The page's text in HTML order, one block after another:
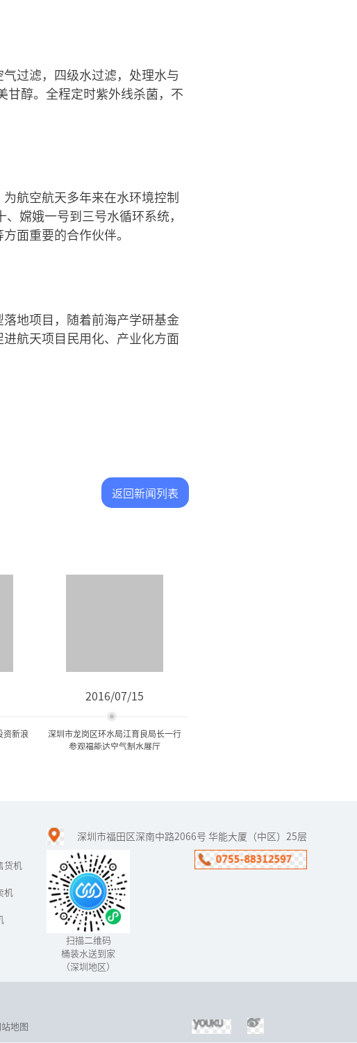
过滤，四级水过滤，处理水与
甘醇。全程定时紫外线杀菌，不
航空航天多年来在水环境控制
嫦娥一号到三号水循环系统，
面重要的合作伙伴。
地项目，随着前海产学研基金
航天项目民用化、产业化方面
返回新闻列表
资新浪
2016/07/15
深圳市龙岗区环水局江育良局长一行
参观福能达空气制水展厅
2016年6月29日下午，深圳
市龙岗区环境保护和水务
局江育良局长带队到国际
低碳城福能达水产业园参
观福能达空气制水展厅。
福...
货机
机
深圳市福田区深南中路2066号 华能大厦（中区）25层
扫描二维码
桶装水送到家
（深圳地区）
地图